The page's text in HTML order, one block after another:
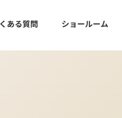
ある質問 ショールーム